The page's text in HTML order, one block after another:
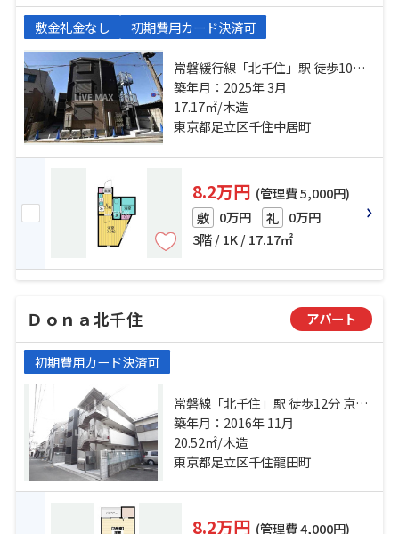
敷金礼金なし 初期費用カード決済可
常磐緩行線「北千住」駅 徒歩10分
京成本線「千住大橋」駅 徒歩9分 東
武伊勢崎線「牛田」駅 徒歩19分
築年月：2025年 3月
17.17㎡/木造
東京都足立区千住中居町
8.2万円 (管理費 5,000円)
敷 0万円 礼 0万円
3階 / 1K / 17.17㎡
Ｄｏｎａ北千住 アパート
初期費用カード決済可
常磐線「北千住」駅 徒歩12分 京成
本線「千住大橋」駅 徒歩16分 都電
荒川線「荒川七丁目」駅 徒歩33分
築年月：2016年 11月
20.52㎡/木造
東京都足立区千住龍田町
8.2万円 (管理費 4,000円)